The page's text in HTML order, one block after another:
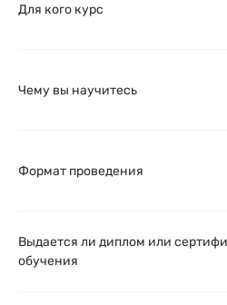
Для кого курс
Чему вы научитесь
Формат проведения
Выдается ли диплом или
обучения